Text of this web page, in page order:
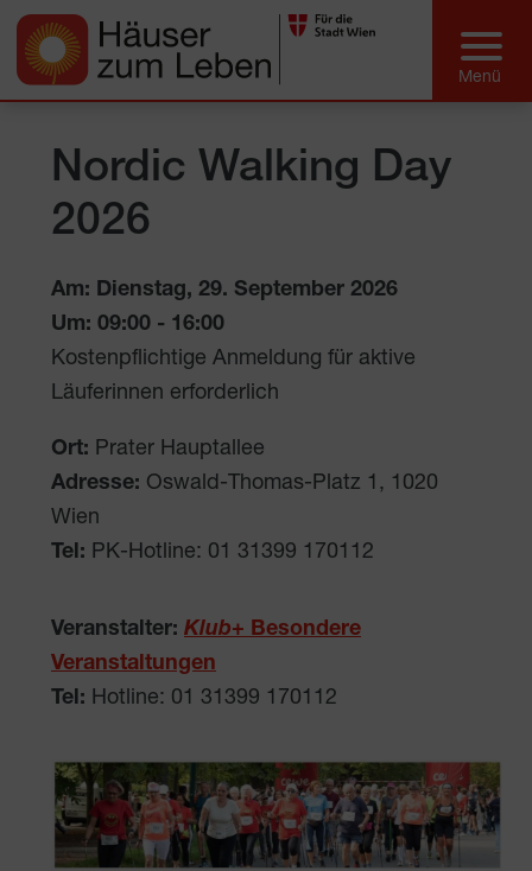
Nordic Walking Day
2026
Am: Dienstag, 29. September 2026
Um: 09:00 - 16:00
Kostenpflichtige Anmeldung für aktive
Läuferinnen erforderlich
Ort: Prater Hauptallee
Adresse: Oswald-Thomas-Platz 1 , 1020
Wien
Tel: PK-Hotline: 01 31399 170112
Veranstalter: Klub+ Besondere
Veranstaltungen
Tel: Hotline: 01 31399 170112